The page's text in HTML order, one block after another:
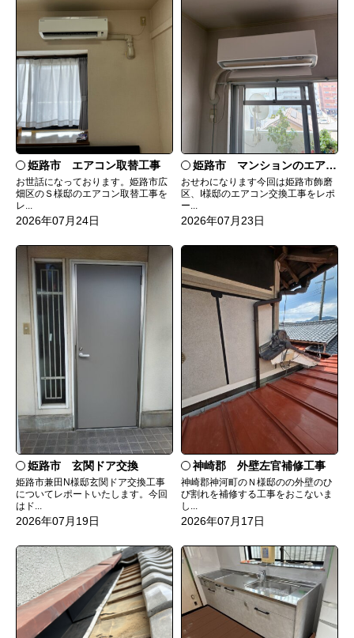
姫路市 エアコン取替工事
お世話になっております。姫路市広
畑区のＳ様邸のエアコン取替工事を
レ...
2026年07月24日
姫路市 マンションのエアコンをダイキンRXへ交換
おせわになります今回は姫路市飾磨
区、I様邸のエアコン交換工事をレポ
ー...
2026年07月23日
姫路市 玄関ドア交換
姫路市兼田N様邸玄関ドア交換工事
についてレポートいたします。今回
はド...
2026年07月19日
神崎郡 外壁左官補修工事
神崎郡神河町のＮ様邸のの外壁のひ
び割れを補修する工事をおこないま
し...
2026年07月17日